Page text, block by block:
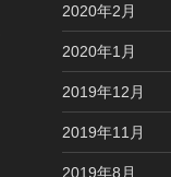
2020年2月
2020年1月
2019年12月
2019年11月
2019年8月